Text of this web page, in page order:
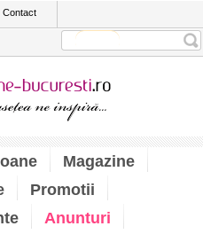
Contact
Magazine
Promotii
Anunturi